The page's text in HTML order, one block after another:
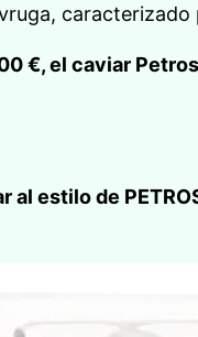
€, el caviar
al estilo de